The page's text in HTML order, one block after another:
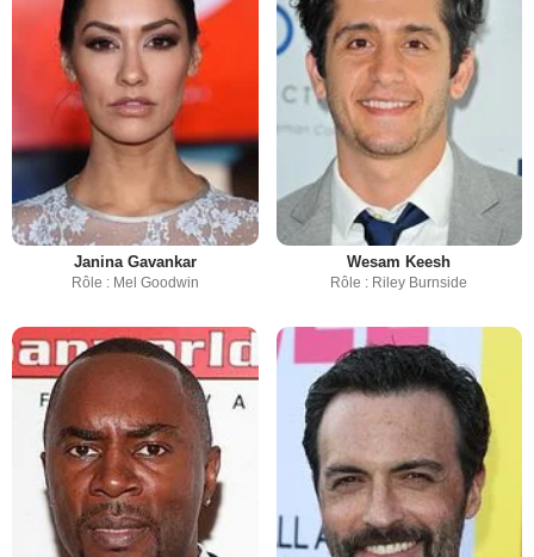
Janina Gavankar
Rôle : Mel Goodwin
Wesam Keesh
Rôle : Riley Burnside